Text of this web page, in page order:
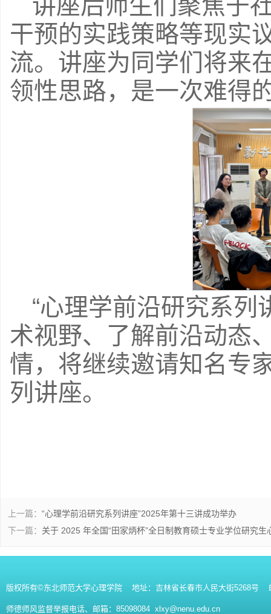
讲座后师生们聚焦于
干预的实践策略等现实
流。讲座为同学们将来
领性思路，是一次难得
“心理学前沿研究系列
术视野、了解前沿动态
情，将继续邀请知名专
列讲座。
上一篇： “心理学前沿研究系列讲座”2025年第十三讲成功举办
下一篇： 关于 2025 年全国“田家炳杯”全日制教育硕士专业学位研究
版权所有©东北师范大学心理学院 地址：吉林省长春市人民大街5268号
师德师风监督举报电话、邮箱：85098084 xlxy@nenu.edu.cn